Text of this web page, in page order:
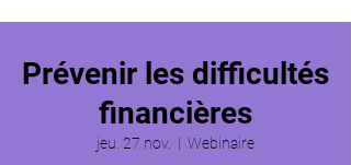
Prévenir les difficultés
financières
jeu. 27 nov.
  |
Webinaire